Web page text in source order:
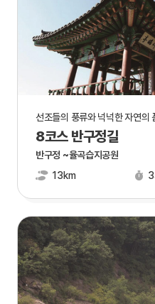
선조들의 풍류와 넉넉한 자연의
8코스 반구정길
반구정 ~율곡습지공원
13km